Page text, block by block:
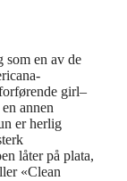
som en av de
-
girl–
annen
erherlig
låter på plata,
«Clean